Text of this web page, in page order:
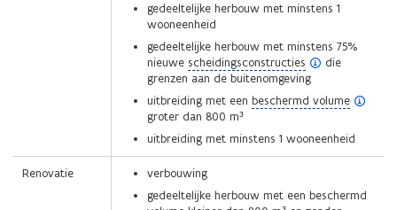
p
e
n
d
e
f
i
i
t
i
e
gedeeltelijke herbouw met minstens 1
wooneenheid
gedeeltelijke herbouw met minstens 75%
nieuwe scheidingsconstructies
(
o
p
e
n
d
e
f
n
die
grenzen aan de buitenomgeving
uitbreiding met een beschermd volume
(
p
e
e
groter dan 800 m³
uitbreiding met minstens 1 wooneenheid
Renovatie
verbouwing
gedeeltelijke herbouw met een beschermd